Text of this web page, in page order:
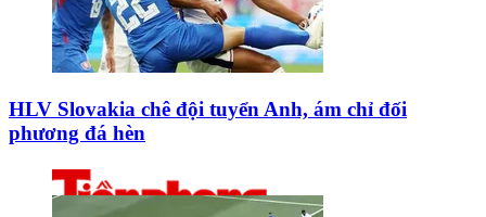
HLV Slovakia chê đội tuyển Anh, ám chỉ đối
phương đá hèn